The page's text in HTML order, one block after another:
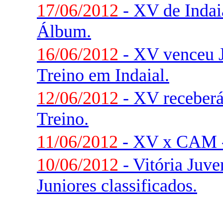
17/06/2012 - XV de
Álbum.
16/06/2012 - XV venceu
Treino em Indaial.
12/06/2012 - XV
Treino.
11/06/2012 - XV x CAM
10/06/2012 - Vitória
Juniores classificados.